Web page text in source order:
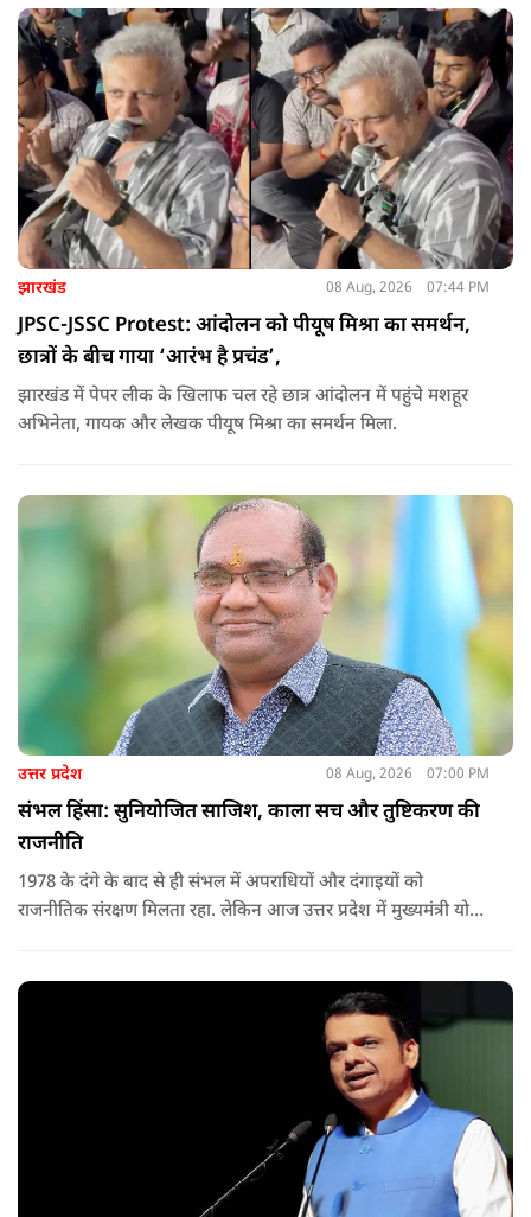
की हर चुनौती का सामना करने में सक्षम है.
झारखंड 08 Aug, 2026 07:44 PM
JPSC-JSSC Protest: आंदोलन को पीयूष मिश्रा का समर्थन,
छात्रों के बीच गाया ‘आरंभ है प्रचंड’,
झारखंड में पेपर लीक के खिलाफ चल रहे छात्र आंदोलन में पहुंचे मशहूर
अभिनेता, गायक और लेखक पीयूष मिश्रा का समर्थन मिला.
उत्तर प्रदेश 08 Aug, 2026 07:00 PM
संभल हिंसा: सुनियोजित साजिश, काला सच और तुष्टिकरण की
राजनीति
1978 के दंगे के बाद से ही संभल में अपराधियों और दंगाइयों को
राजनीतिक संरक्षण मिलता रहा. लेकिन आज उत्तर प्रदेश में मुख्यमंत्री योगी
नेता या सांसद क्यों न हो, यदि वह राज्य की शांति और सुरक्षा से खिलवाड़